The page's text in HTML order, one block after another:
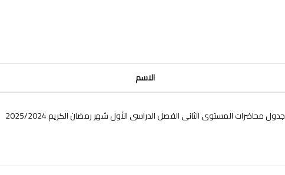
الاسم
جدول محاضرات المستوى الثانى الفصل الدراسى الأول شهر رمضان الكريم 2025/2024